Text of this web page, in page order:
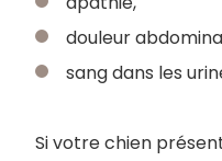
douleur
sang dans les
Si votre chien